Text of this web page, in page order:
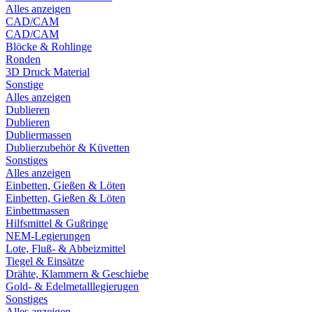
Alles anzeigen
CAD/CAM
CAD/CAM
Blöcke & Rohlinge
Ronden
3D Druck Material
Sonstige
Alles anzeigen
Dublieren
Dublieren
Dubliermassen
Dublierzubehör & Küvetten
Sonstiges
Alles anzeigen
Einbetten, Gießen & Löten
Einbetten, Gießen & Löten
Einbettmassen
Hilfsmittel & Gußringe
NEM-Legierungen
Lote, Fluß- & Abbeizmittel
Tiegel & Einsätze
Drähte, Klammern & Geschiebe
Gold- & Edelmetalllegierugen
Sonstiges